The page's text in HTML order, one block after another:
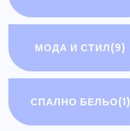
МОДА И СТИЛ(9)
СПАЛНО БЕЛЬО(1)